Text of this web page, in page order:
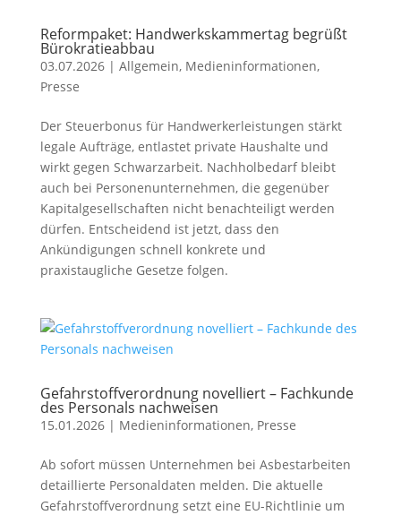
Reformpaket: Handwerkskammertag begrüßt
Bürokratieabbau
03.07.2026| Allgemein, Medieninformationen,
Presse
Der Steuerbonus für Handwerkerleistungen stärkt
legale Aufträge, entlastet private Haushalte und
wirkt gegen Schwarzarbeit. Nachholbedarf bleibt
auch bei Personenunternehmen, die gegenüber
Kapitalgesellschaften nicht benachteiligt werden
dürfen. Entscheidend ist jetzt, dass den
Ankündigungen schnell konkrete und
praxistaugliche Gesetze folgen.
Gefahrstoffverordnung novelliert – Fachkunde
des Personals nachweisen
15.01.2026| Medieninformationen, Presse
Ab sofort müssen Unternehmen bei Asbestarbeiten
detaillierte Personaldaten melden. Die aktuelle
Gefahrstoffverordnung setzt eine EU-Richtlinie um